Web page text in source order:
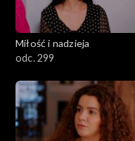
Miłość i nadzieja
odc. 299